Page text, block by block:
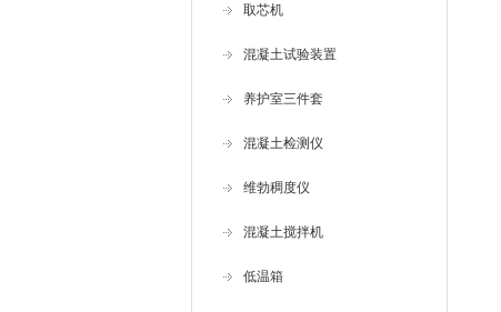
取芯机
混凝土试验装置
养护室三件套
混凝土检测仪
维勃稠度仪
混凝土搅拌机
低温箱